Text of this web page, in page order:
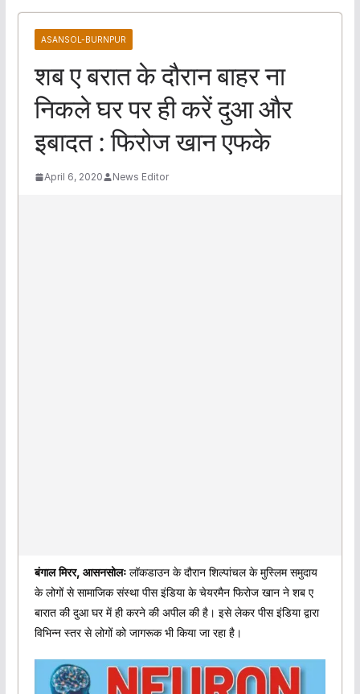
ASANSOL-BURNPUR
शब ए बरात के दौरान बाहर ना
निकले घर पर ही करें दुआ और
इबादत : फिरोज खान एफके
April 6, 2020 News Editor
बंगाल मिरर, आसनसोलः लॉकडाउन के दौरान शिल्पांचल के मुस्लिम समुदाय
के लोगों से सामाजिक संस्था पीस इंडिया के चेयरमैन फिरोज खान ने शब ए
बारात की दुआ घर में ही करने की अपील की है। इसे लेकर पीस इंडिया द्वारा
विभिन्न स्तर से लोगों को जागरूक भी किया जा रहा है।